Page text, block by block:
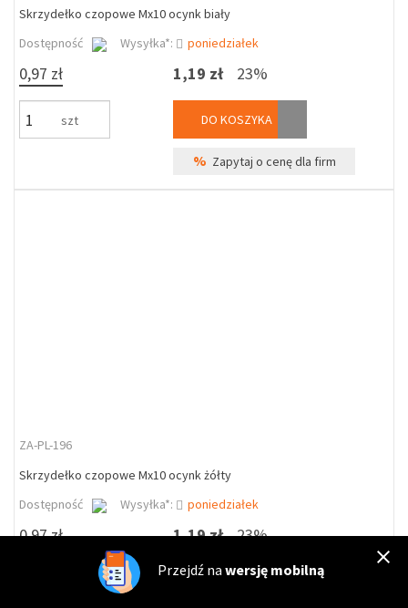
Skrzydełko czopowe Mx10 ocynk biały
Dostępność
Wysyłka*: poniedziałek
0,97 zł
szt
1,19 zł 23%
DO KOSZYKA
% Zapytaj o cenę dla firm
ZA-PL-196
Skrzydełko czopowe Mx10 ocynk żółty
Dostępność
Wysyłka*: poniedziałek
0,97 zł 1,19 zł 23%
DO KOSZYKA
Przejdź na wersję mobilną